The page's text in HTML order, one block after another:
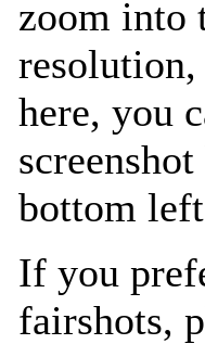
zoom into
here, you
bottom
If you
fairshots,